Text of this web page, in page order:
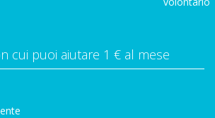
cui puoi aiutare 1 € al mese